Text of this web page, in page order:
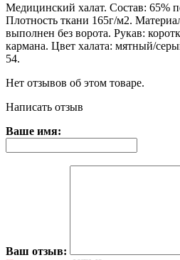
Медицинский халат. Состав: 65%
Плотность ткани 165г/м2.
выполнен без ворота. Рукав:
кармана. Цвет халата: мятный/
54.
Нет отзывов об этом товаре.
Написать отзыв
Ваше имя:
Ваш отзыв: